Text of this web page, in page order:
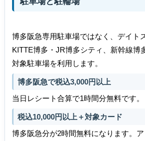
博多阪急専用駐車場ではなく、デイト
KITTE博多・JR博多シティ、新幹線博
対象駐車場を利用します。
博多阪急で税込3,000円以上
当日レシート合算で1時間分無料です。
税込10,000円以上＋対象カード
博多阪急分が2時間無料になります。